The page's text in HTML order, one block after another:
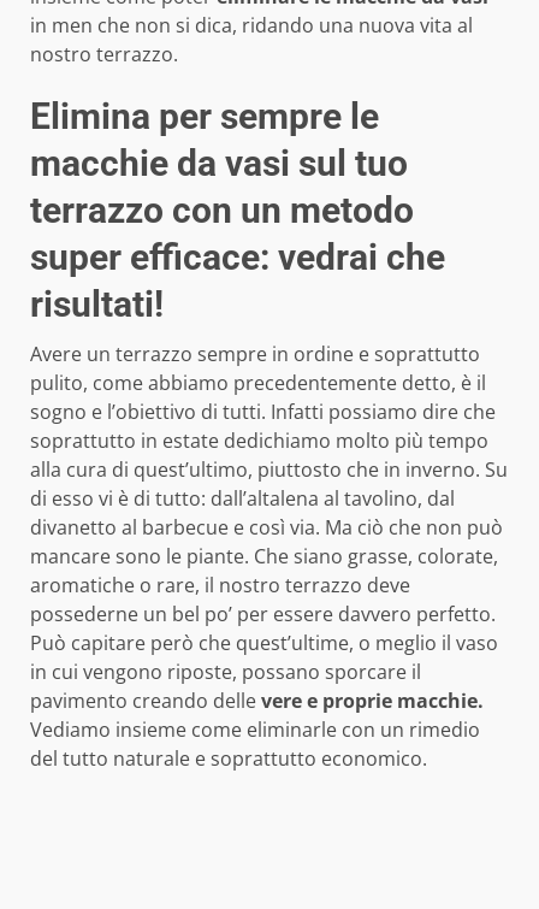
in men che non si dica, ridando una nuova vita al
nostro terrazzo.
Elimina per sempre le
macchie da vasi sul tuo
terrazzo con un metodo
super efficace: vedrai che
risultati!
Avere un terrazzo sempre in ordine e soprattutto
pulito, come abbiamo precedentemente detto, è il
sogno e l’obiettivo di tutti. Infatti possiamo dire che
soprattutto in estate dedichiamo molto più tempo
alla cura di quest’ultimo, piuttosto che in inverno. Su
di esso vi è di tutto: dall’altalena al tavolino, dal
divanetto al barbecue e così via. Ma ciò che non può
mancare sono le piante. Che siano grasse, colorate,
aromatiche o rare, il nostro terrazzo deve
possederne un bel po’ per essere davvero perfetto.
Può capitare però che quest’ultime, o meglio il vaso
in cui vengono riposte, possano sporcare il
pavimento creando dellevere e proprie macchie.
Vediamo insieme come eliminarle con un rimedio
del tutto naturale e soprattutto economico.